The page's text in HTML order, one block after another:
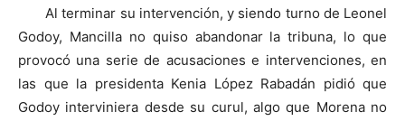
Al terminar su intervención, y siendo turno de Leonel
Godoy, Mancilla no quiso abandonar la tribuna, lo que
provocó una serie de acusaciones e intervenciones, en
las que la presidenta Kenia López Rabadán pidió que
Godoy interviniera desde su curul, algo que Morena no